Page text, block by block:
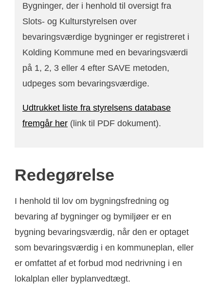
Bygninger, der i henhold til oversigt fra
Slots- og Kulturstyrelsen over
bevaringsværdige bygninger er registreret i
Kolding Kommune med en bevaringsværdi
på 1, 2, 3 eller 4 efter SAVE metoden,
udpeges som bevaringsværdige.
Udtrukket liste fra styrelsens database
fremgår her (link til PDF dokument).
Redegørelse
I henhold til lov om bygningsfredning og
bevaring af bygninger og bymiljøer er en
bygning bevaringsværdig, når den er optaget
som bevaringsværdig i en kommuneplan, eller
er omfattet af et forbud mod nedrivning i en
lokalplan eller byplanvedtægt.